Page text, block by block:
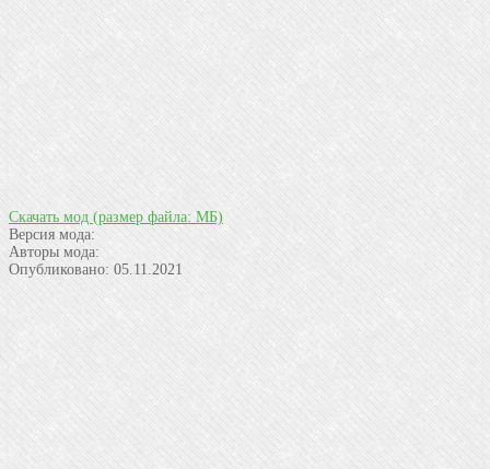
Скачать мод (размер файла: МБ)
Версия мода:
Авторы мода:
Опубликовано: 05.11.2021